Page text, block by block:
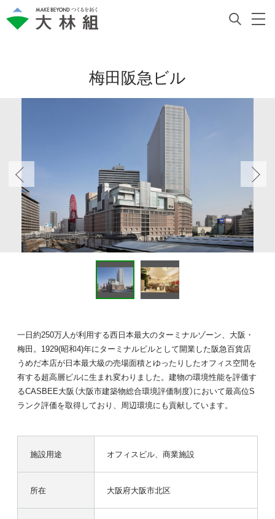
梅田阪急ビル
一日約250万人が利用する西日本最大のターミナルゾーン、大阪・
梅田。1929(昭和4)年にターミナルビルとして開業した阪急百貨店
うめだ本店が日本最大級の売場面積とゆったりしたオフィス空間を
有する超高層ビルに生まれ変わりました。建物の環境性能を評価す
るCASBEE大阪（大阪市建築物総合環境評価制度）において最高位S
ランク評価を取得しており、周辺環境にも貢献しています。
施設用途 オフィスビル、商業施設
所在 大阪府大阪市北区